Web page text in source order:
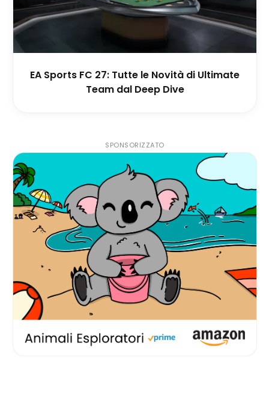
EA Sports FC 27: Tutte le Novità di Ultimate
Team dal Deep Dive
SPONSORIZZATO